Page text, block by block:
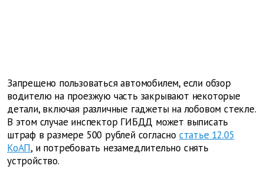
Запрещено пользоваться автомобилем, если обзор
водителю на проезжую часть закрывают некоторые
детали, включая различные гаджеты на лобовом стекле.
В этом случае инспектор ГИБДД может выписать
штраф в размере 500 рублей согласно статье 12.05
КоАП, и потребовать незамедлительно снять
устройство.